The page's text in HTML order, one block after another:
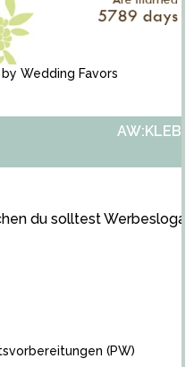
Wedding Favors
du solltest
(PW)